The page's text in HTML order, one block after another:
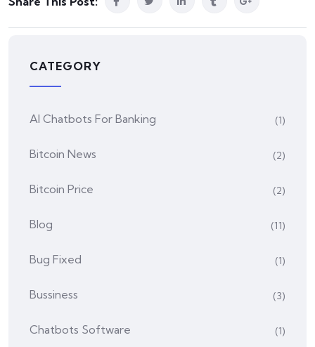
CATEGORY
AI Chatbots For Banking (1)
Bitcoin News (2)
Bitcoin Price (2)
Blog (11)
Bug Fixed (1)
Bussiness (3)
Chatbots Software (1)